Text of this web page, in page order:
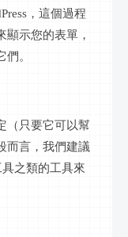
，這個過程
示您的表單，
。
（只要它可以幫
而言，我們建議
之類的工具來